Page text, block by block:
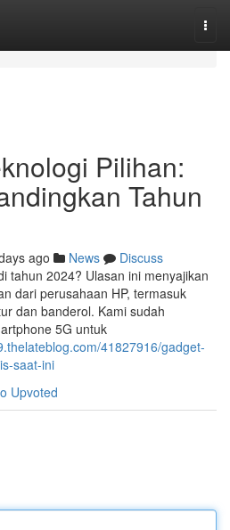
Pilihan:
Tahun
ago News
Discuss
tahun 2024? Ulasan ini menyajikan
dari perusahaan HP, termasuk
dan banderol. Kami sudah
5G untuk
41827916/gadget-
saat-ini
Upvoted